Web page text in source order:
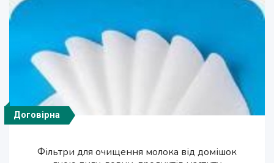
1 грн.
Пакеты для рассады Выращивание хвойных
63 грн.
Форма для виготовлення м'яких та розсільних
Договірна
Дренажний килимок для обсушування і
Договірна
Фільтри для очищення молока від домішок
1 грн.
Пакеты для саженцев Стаканчики для рассады
1 грн.
Комплект пакетов для рассады Выращивание
1 грн.
Пакеты для рассады Выращивание хвойных
63 грн.
Форма для виготовлення м'яких та розсільних